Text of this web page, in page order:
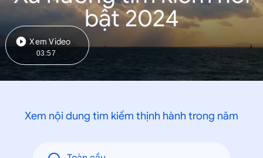
bật 2024
Xem Video
03:57
Xem nội dung tìm kiếm thịnh hành trong năm